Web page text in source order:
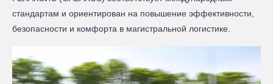
стандартам и ориентирован на повышение эффективности,
безопасности и комфорта в магистральной логистике.